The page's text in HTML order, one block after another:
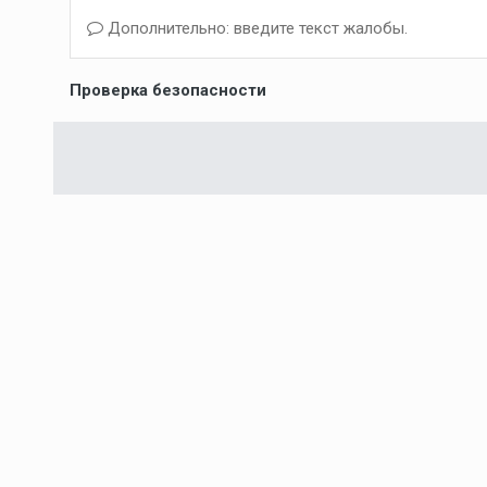
Дополнительно: введите текст жалобы.
Проверка безопасности